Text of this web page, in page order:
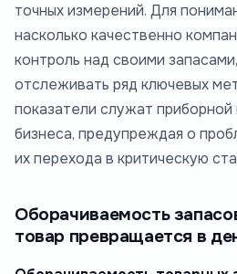
точных измерений. Для
насколько качественно
контроль над своими
отслеживать ряд ключевых
показатели служат
бизнеса, предупреждая о
их перехода в критическую
Оборачиваемость
товар превращается в